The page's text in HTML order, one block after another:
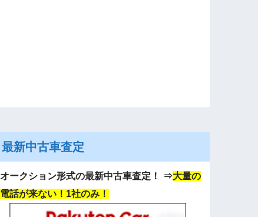
最新中古車査定
オークション形式の最新中古車査定！ ⇒大量の
電話が来ない！1社のみ！